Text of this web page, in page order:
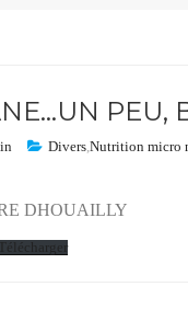
PEU,
Divers,Nutrition micro
DHOUAILLY
Télécharger